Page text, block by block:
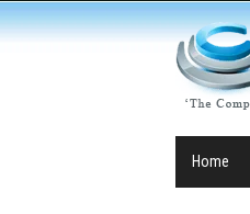
Home